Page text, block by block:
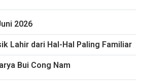
2026
Lahir dari Hal-Hal Paling Familiar
Bui Cong Nam